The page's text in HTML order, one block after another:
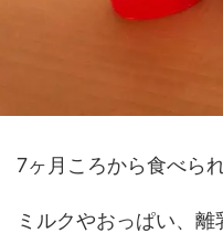
7ヶ月ころから食べら
ミルクやおっぱい、